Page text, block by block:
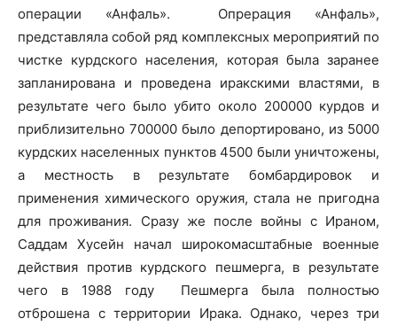
операции «Анфаль». Опрерация «Анфаль»,
представляла собой ряд комплексных мероприятий по
чистке курдского населения, которая была заранее
запланирована и проведена иракскими властями, в
результате чего было убито около 200000 курдов и
приблизительно 700000 было депортировано, из 5000
курдских населенных пунктов 4500 были уничтожены,
а местность в результате бомбардировок и
применения химического оружия, стала не пригодна
для проживания. Сразу же после войны с Ираном,
Саддам Хусейн начал широкомасштабные военные
действия против курдского пешмерга, в результате
чего в 1988 году Пешмерга была полностью
отброшена с территории Ирака. Однако, через три